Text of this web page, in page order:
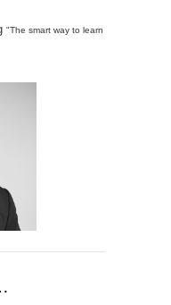
"The smart way to learn